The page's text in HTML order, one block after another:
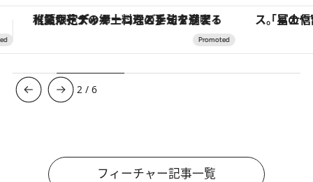
「星のや富士」でデジタルデトックス。冨士信仰の歴史を辿り、心身を調える。 ヴァシュロン・コンスタンタ
3 /6
フィーチャー記事一覧